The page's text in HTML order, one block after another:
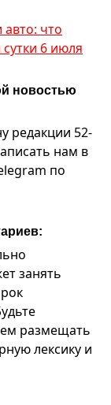
что
6 июля
новостью
редакции 52-
нам в
по
занять
размещать
лексику и